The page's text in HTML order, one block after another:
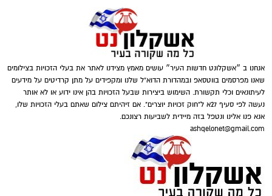
כאשר שטח הגג אינו מספיק או שאינו מתאים
להתקנת פאנלים, הקרקע יכולה להפוך למשאב
משמעותי לייצור אנרגיה. מערכת סולארית
מאפשרת לתכנן את מיקום הפאנלים
בצורה מיטבית, להתאים את זוויות ההתקנה לתנאי
השטח ולבצע תחזוקה נגישה יותר לאורך זמן.
בנוסף, מערכות קרקעיות מאפשרות במקרים רבים
הרחבה עתידית, בהתאם לצורכי האנרגיה של
האתר. זו אחת הסיבות לכך שהן נפוצות במשקים
חקלאיים, במפעלים, באזורי תעשייה ובפרויקטים
מסחריים שבהם נדרש הספק גבוה יחסית. ככל
שהתכנון מבוצע בצורה מקצועית יותר כבר בשלבים
magnific
הבדיקה מבוססת על ניטור תגובות פיזיולוגיות של
הגוף כמו דופק, לחץ דם וקצב נשימה המסייעות
בזיהוי אי התאמות.
אנחנו ב ״אשקלונט חדשות העיר״ עושים מאמץ מצידנו לאתר את בעלי הזכויות בצילומים
שאנו מפרסמים בווטסאפ ובמהדורת הדוא"ל שלנו ומקפידים על מתן קרדיטים על מידעים
לעיתונאים וכלי תקשורת. השימוש ביצירות שבעל הזכויות בהן אינו ידוע או לא אותר
נעשה לפי סעיף 27א ל"חוק זכויות יוצרים". אם זיהיתם צילום שאתם בעלי הזכויות שלו,
אנא פנו אלינו ונטפל בזה מיידית לשביעות רצונכם.
ashqelonet@gmail.com